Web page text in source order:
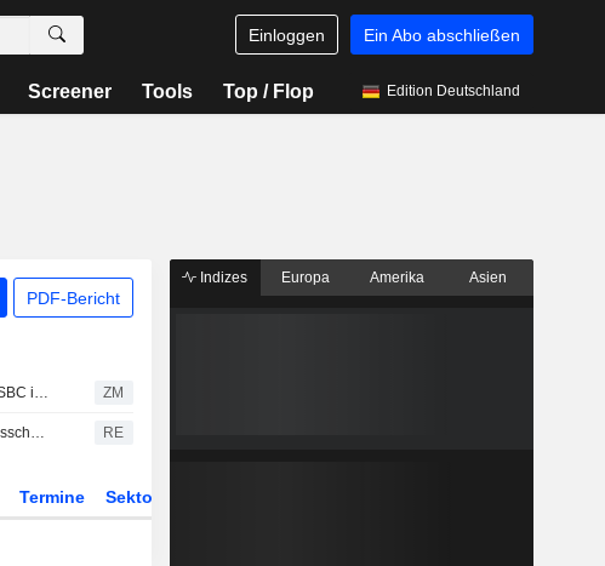
Einloggen Ein Abo abschließen
Screener Tools Top / Flop Edition Deutschland
PDF-Bericht
INTUITIVE SURGICAL, INC. : HSBC ist weniger optimistisch ZM
GE HealthCare übertrifft Quartalsschätzungen, prüft Verkauf der Patient-Care-Sparte RE
Termine Sektor
Indizes Europa Amerika Asien